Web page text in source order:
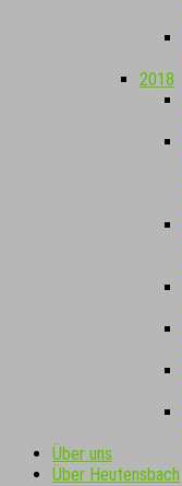
2018
Über uns
Über Heutensbach